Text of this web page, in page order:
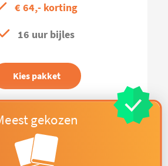
€ 64,- korting
16 uur bijles
Kies pakket